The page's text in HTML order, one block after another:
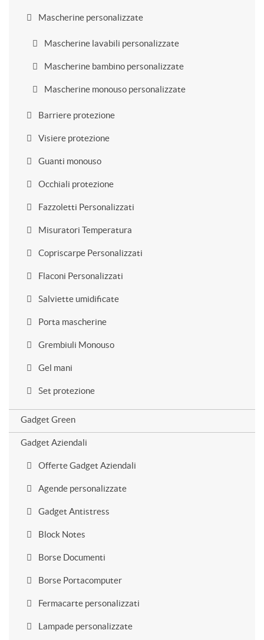
Mascherine personalizzate
Mascherine lavabili personalizzate
Mascherine bambino personalizzate
Mascherine monouso personalizzate
Barriere protezione
Visiere protezione
Guanti monouso
Occhiali protezione
Fazzoletti Personalizzati
Misuratori Temperatura
Copriscarpe Personalizzati
Flaconi Personalizzati
Salviette umidificate
Porta mascherine
Grembiuli Monouso
Gel mani
Set protezione
Gadget Green
Gadget Aziendali
Offerte Gadget Aziendali
Agende personalizzate
Gadget Antistress
Block Notes
Borse Documenti
Borse Portacomputer
Fermacarte personalizzati
Lampade personalizzate